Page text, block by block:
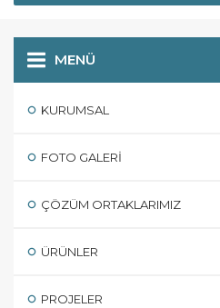
MENÜ
KURUMSAL
FOTO GALERI
ÇÖZÜM ORTAKLARIMIZ
ÜRÜNLER
PROJELER